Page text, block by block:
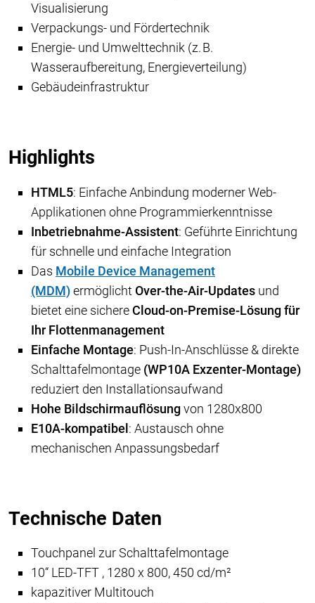
Visualisierung
Verpackungs- und Fördertechnik
Energie- und Umwelttechnik (z. B.
Wasseraufbereitung, Energieverteilung)
Gebäudeinfrastruktur
Highlights
HTML5: Einfache Anbindung moderner Web-
Applikationen ohne Programmierkenntnisse
Inbetriebnahme-Assistent: Geführte Einrichtung
für schnelle und einfache Integration
Das Mobile Device Management
(MDM)ermöglicht Over-the-Air-Updates und
bietet eine sichereCloud-on-Premise-Lösungfür
Ihr Flottenmanagement
Einfache Montage: Push-In-Anschlüsse & direkte
Schalttafelmontage (WP10A Exzenter-Montage)
reduziert den Installationsaufwand
Hohe Bildschirmauflösungvon 1280x800
E10A-kompatibel: Austausch ohne
mechanischen Anpassungsbedarf
Technische Daten
Touchpanel zur Schalttafelmontage
10“ LED-TFT , 1280 x 800, 450 cd/m²
kapazitiver Multitouch